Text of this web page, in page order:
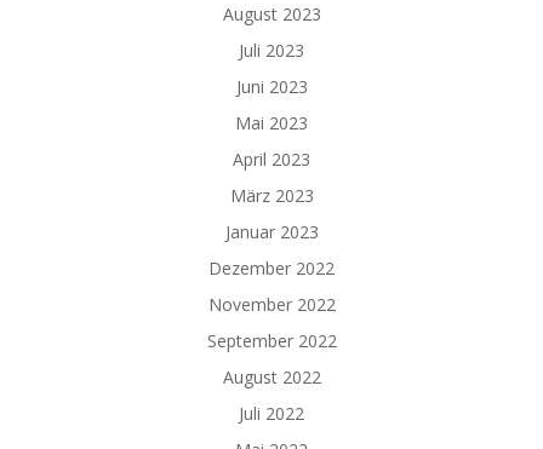
August 2023
Juli 2023
Juni 2023
Mai 2023
April 2023
März 2023
Januar 2023
Dezember 2022
November 2022
September 2022
August 2022
Juli 2022